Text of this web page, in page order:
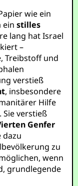
wie ein
einstilles
lang hat Israel
–
Treibstoff und
verstieß
, insbesondere
Hilfe
verstieß
Genfer
dazu
zu
wenn
grundlegende